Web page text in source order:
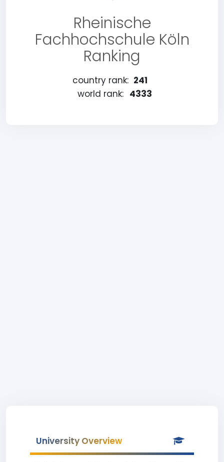
Rheinische
Fachhochschule Köln
Ranking
country rank: 241
world rank: 4333
University Overview